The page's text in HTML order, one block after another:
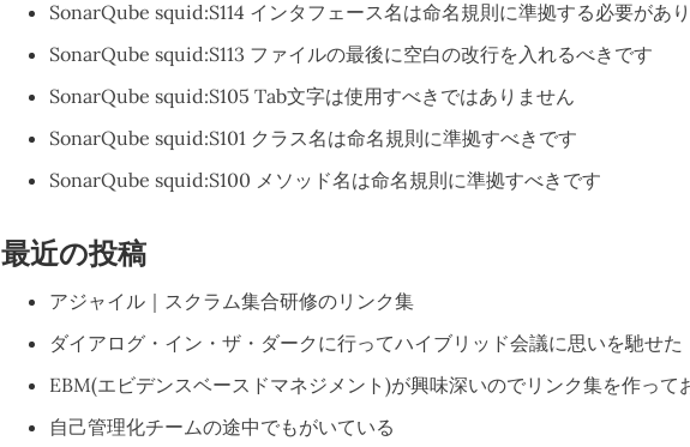
SonarQube squid:S114 インタフェース名は命名規則に準拠する必要があ
SonarQube squid:S113 ファイルの最後に空白の改行を入れるべきです
SonarQube squid:S105 Tab文字は使用すべきではありません
SonarQube squid:S101 クラス名は命名規則に準拠すべきです
SonarQube squid:S100 メソッド名は命名規則に準拠すべきです
最近の投稿
アジャイル｜スクラム集合研修のリンク集
ダイアログ・イン・ザ・ダークに行ってハイブリッド会議に思いを馳せた
EBM(エビデンスベースドマネジメント)が興味深いのでリンク集を作って
自己管理化チームの途中でもがいている